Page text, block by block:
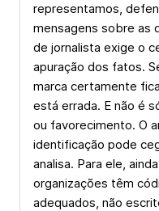
representamos,
mensagens sobre as
de jornalista exige o
apuração dos fatos.
marca certamente
está errada. E não é
ou favorecimento. O
identificação pode
analisa. Para ele,
organizações têm
adequados, não